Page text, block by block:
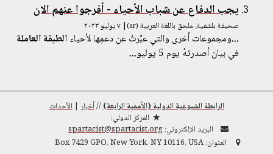
يجب الدفاع عن شباب الأحياء - أفرجوا عنهم الان
صحيفة بلشفية، ملحق باللغة العربية (ar) | ٧ يوليو ٢٠٢٣
...ومجموعات أخرى والتي عبَّرتْ عن دعمِها لأحياءالطبقةالعاملة
في بيان أصدرتهُ يوم 5 يوليو
...
الرابطة الشيوعية الدولية (الأممية الرابعة)//أخبار |الأحداث
المركز الدولي:
البريد الإلكتروني:spartacist@spartacist.org
العنوان:Box 7429 GPO, New York, NY 10116, USA